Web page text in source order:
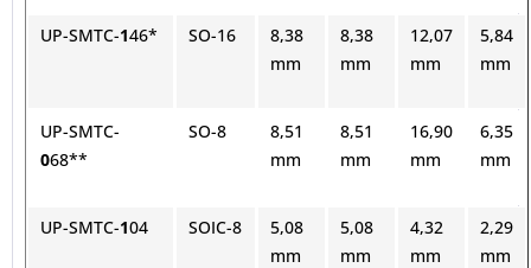
UP-SMTC-146* SO-16
8,38
mm
8,38
mm
12,07
mm
5,84
mm
UP-SMTC-
068**
SO-8
8,51
mm
8,51
mm
16,90
mm
6,35
mm
UP-SMTC-104 SOIC-8
5,08
mm
5,08
mm
4,32
mm
2,29
mm